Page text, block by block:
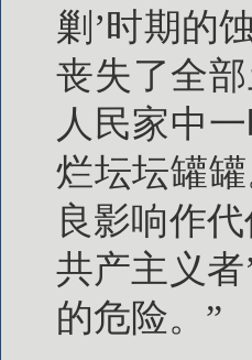
剿’时期的
丧失了全
人民家中
烂坛坛罐
良影响作
共产主义
的危险。”